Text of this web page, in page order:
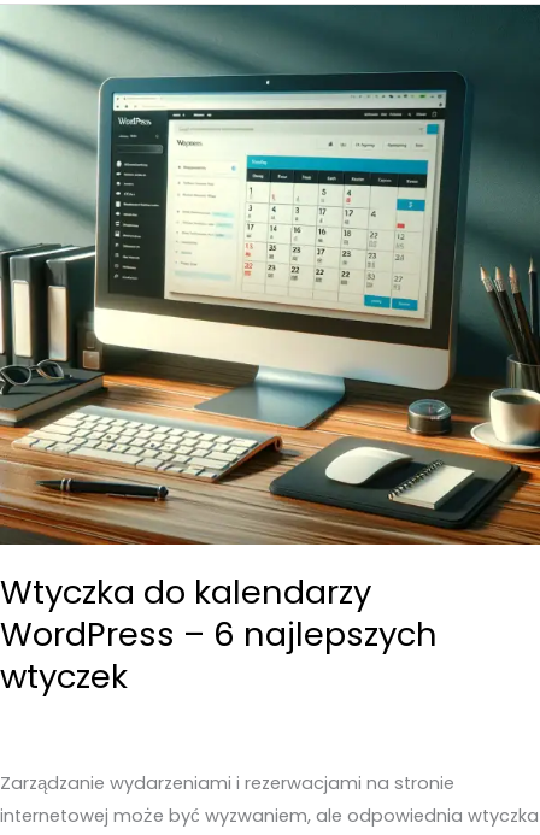
Wtyczka do kalendarzy
WordPress – 6 najlepszych
wtyczek
Zarządzanie wydarzeniami i rezerwacjami na stronie
internetowej może być wyzwaniem, ale odpowiednia wtyczka